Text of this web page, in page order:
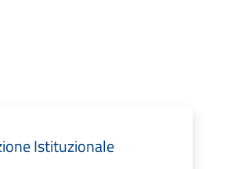
Istituzionale